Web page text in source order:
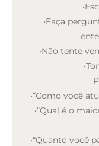
•
•Faça
•Não tente
•
•“Como você
•“Qual é o
•“Quanto você